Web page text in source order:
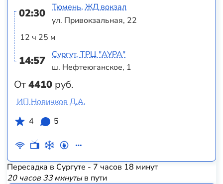
02:30
12 ч 25 м
14:57
От4410 руб.
Тюмень, ЖД вокзал
ул. Привокзальная, 22
Сургут, ТРЦ "АУРА"
ш. Нефтеюганское, 1
ИП Новичков Д.А.
4
5
Пересадка в Сургуте - 7 часов 18 минут
20 часов 33 минутыв пути